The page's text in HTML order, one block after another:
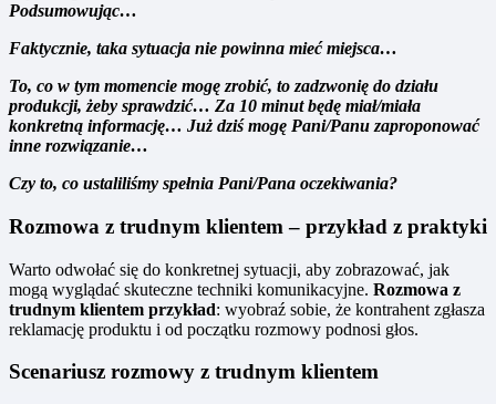
Podsumowując…
Faktycznie, taka sytuacja nie powinna mieć miejsca…
To, co w tym momencie mogę zrobić, to zadzwonię do działu
produkcji, żeby sprawdzić… Za 10 minut będę miał/miała
konkretną informację… Już dziś mogę Pani/Panu zaproponować
inne rozwiązanie…
Czy to, co ustaliliśmy spełnia Pani/Pana oczekiwania?
Rozmowa z trudnym klientem – przykład z praktyki
Warto odwołać się do konkretnej sytuacji, aby zobrazować, jak
mogą wyglądać skuteczne techniki komunikacyjne. Rozmowa z
trudnym klientem przykład: wyobraź sobie, że kontrahent zgłasza
reklamację produktu i od początku rozmowy podnosi głos.
Scenariusz rozmowy z trudnym klientem